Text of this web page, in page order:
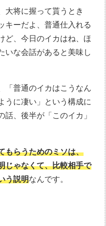
大将に握って貰うとき
キーだよ、普通仕入れる
ど、今日のイカはね、ほ
いな会話があると美味し
「普通のイカはこうなん
うに凄い」という構成に
話、後半が「このイカ」
もらうためのミソは、
じゃなくて、比較相手で
う説明なんです。